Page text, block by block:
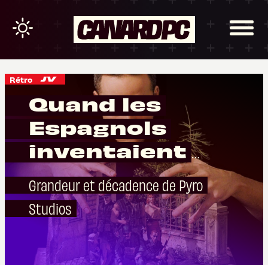
Rétro
Quand les
Espagnols
inventaient
Commandos
Grandeur et décadence de Pyro
Studios